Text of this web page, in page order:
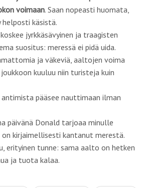
päivänä Donald tarjoaa minulle
kirjaimellisesti kantanut merestä.
erityinen tunne: sama aalto on hetken
ja tuota kalaa.